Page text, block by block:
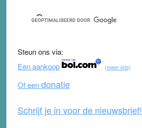
c
e
b
o
o
k
tt
er
u
T
b
e
e
d
Steun ons via:
Een aankoop
(meer info)
Of eendonatie
Schrijf je in voor de nieuwsbrief!